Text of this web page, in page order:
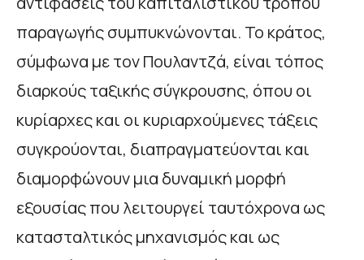
παραγωγής συμπυκνώνονται. Το κράτος,
σύμφωνα με τον Πουλαντζά, είναι τόπος
διαρκούς ταξικής σύγκρουσης, όπου οι
κυρίαρχες και οι κυριαρχούμενες τάξεις
συγκρούονται, διαπραγματεύονται και
διαμορφώνουν μια δυναμική μορφή
εξουσίας που λειτουργεί ταυτόχρονα ως
κατασταλτικός μηχανισμός και ως